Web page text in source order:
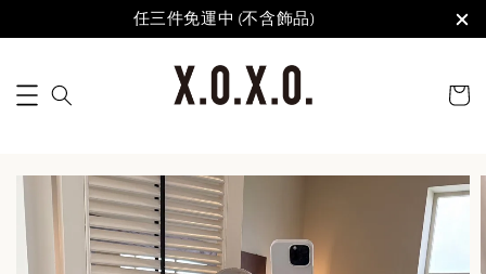
任三件免運中 (不含飾品)